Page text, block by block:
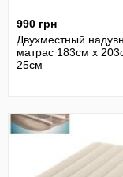
990 грн
Двухместный
матрас 183см х
25см